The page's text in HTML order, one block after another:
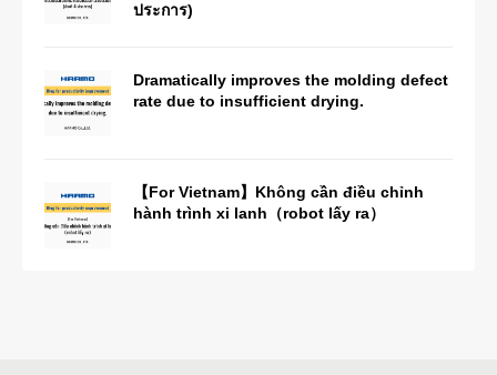
ประการ)
Dramatically improves the molding defect
rate due to insufficient drying.
【For Vietnam】Không cần điều chỉnh
hành trình xi lanh（robot lấy ra）